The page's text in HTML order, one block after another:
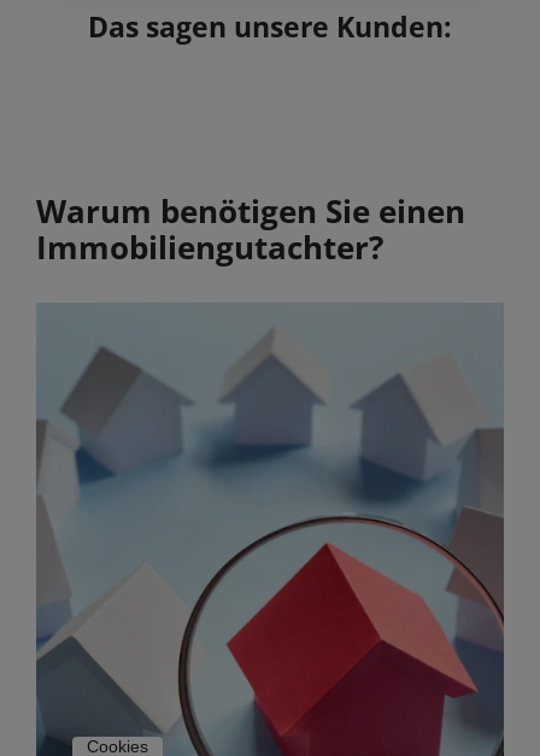
Das sagen unsere Kunden:
Warum benötigen Sie einen
Immobilien­gutachter?
Cookies